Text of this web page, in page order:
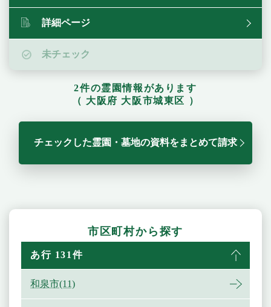
詳細ページ
未チェック
2件の霊園情報があります
（ 大阪府 大阪市城東区 ）
チェックした霊園・墓地の資料をまとめて請求
市区町村から探す
あ行 131件
和泉市(11)